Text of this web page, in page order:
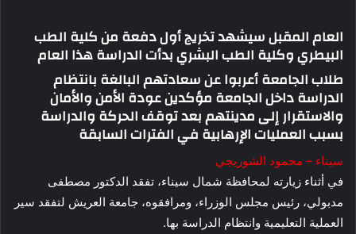
العام المقبل سيشهد تخريج أول دفعة من كلية الطب
البيطري وكلية الطب البشري بدأت الدراسة هذا العام
طلاب الجامعة أعربوا عن سعادتهم البالغة بانتظام
الدراسة داخل الجامعة مؤكدين عودة الأمن والأمان
والاستقرار إلى مدينتهم بعد توقف الحركة والدراسة
بسبب العمليات الإرهابية في الفترات السابقة
سيناء – محمود الشوربجي
في أثناء زيارته لمحافظة شمال سيناء، تفقد الدكتور مصطفى
مدبولي، رئيس مجلس الوزراء، ومرافقوه، جامعة العريش لتفقد سير
العملية التعليمية وانتظام الدراسة بها.